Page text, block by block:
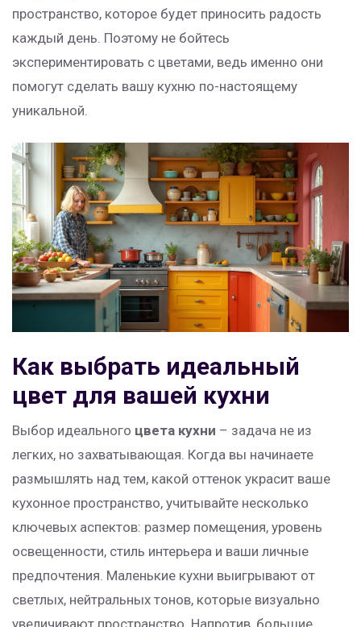
пространство, которое будет приносить радость
каждый день. Поэтому не бойтесь
экспериментировать с цветами, ведь именно они
помогут сделать вашу кухню по-настоящему
уникальной.
Как выбрать идеальный
цвет для вашей кухни
Выбор идеального цвета кухни – задача не из
легких, но захватывающая. Когда вы начинаете
размышлять над тем, какой оттенок украсит ваше
кухонное пространство, учитывайте несколько
ключевых аспектов: размер помещения, уровень
освещенности, стиль интерьера и ваши личные
предпочтения. Маленькие кухни выигрывают от
светлых, нейтральных тонов, которые визуально